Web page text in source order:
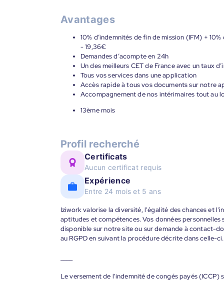
Avantages
10% d’indemnités de fin de mission (IFM) +
- 19,36€
Demandes d’acompte en 24h
Un des meilleurs CET de France avec un taux
Tous vos services dans une application
Accès rapide à tous vos documents sur notre
Accompagnement de nos intérimaires tout au
13ème mois
Profil recherché
Certificats
Aucun certificat requis
Expérience
Entre 24 mois et 5 ans
Iziwork valorise la diversité, l'égalité des chances et
aptitudes et compétences. Vos données
disponible sur notre site ou sur demande à contact-
au RGPD en suivant la procédure décrite dans celle-ci.
Le versement de l'indemnité de congés payés